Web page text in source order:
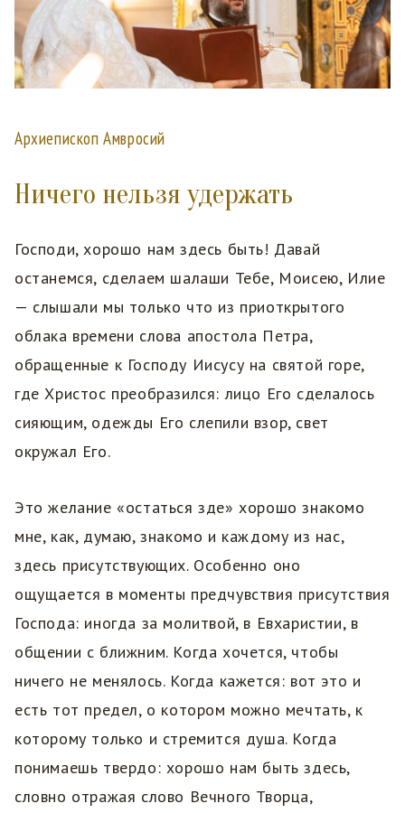
Архиепископ Амвросий
Ничего нельзя удержать
Господи, хорошо нам здесь быть! Давай
останемся, сделаем шалаши Тебе, Моисею, Илие
— слышали мы только что из приоткрытого
облака времени слова апостола Петра,
обращенные к Господу Иисусу на святой горе,
где Христос преобразился: лицо Его сделалось
сияющим, одежды Его слепили взор, свет
окружал Его.
Это желание «остаться зде» хорошо знакомо
мне, как, думаю, знакомо и каждому из нас,
здесь присутствующих. Особенно оно
ощущается в моменты предчувствия присутствия
Господа: иногда за молитвой, в Евхаристии, в
общении с ближним. Когда хочется, чтобы
ничего не менялось. Когда кажется: вот это и
есть тот предел, о котором можно мечтать, к
которому только и стремится душа. Когда
понимаешь твердо: хорошо нам быть здесь,
словно отражая слово Вечного Творца,